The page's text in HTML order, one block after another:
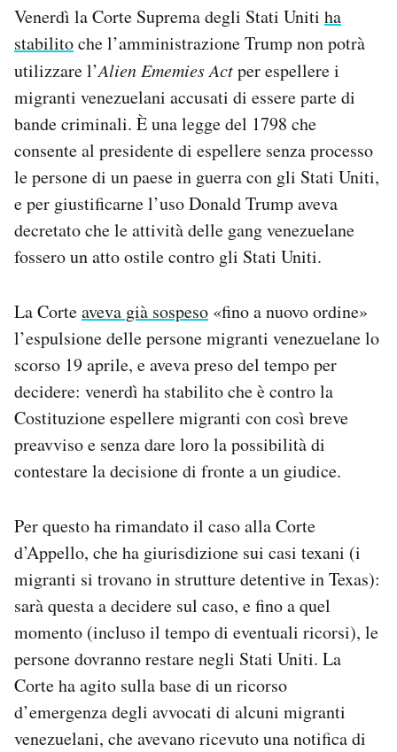
Notifiche mobile
Regala il Post
Hai bisogno di aiuto?
Esci
Venerdì la Corte Suprema degli Stati Uniti ha
stabilitoche l’amministrazione Trump non potrà
utilizzare l’Alien Ememies Actper espellere i
migranti venezuelani accusati di essere parte di
bande criminali. È una legge del 1798 che
consente al presidente di espellere senza processo
le persone di un paese in guerra con gli Stati Uniti,
e per giustificarne l’uso Donald Trump aveva
decretato che le attività delle gang venezuelane
fossero un atto ostile contro gli Stati Uniti.
La Corteaveva già sospeso «fino a nuovo ordine»
l’espulsione delle persone migranti venezuelane lo
scorso 19 aprile, e aveva preso del tempo per
decidere: venerdì ha stabilito che è contro la
Costituzione espellere migranti con così breve
preavviso e senza dare loro la possibilità di
contestare la decisione di fronte a un giudice.
Per questo ha rimandato il caso alla Corte
d’Appello, che ha giurisdizione sui casi texani (i
migranti si trovano in strutture detentive in Texas):
sarà questa a decidere sul caso, e fino a quel
momento (incluso il tempo di eventuali ricorsi), le
persone dovranno restare negli Stati Uniti. La
Corte ha agito sulla base di un ricorso
d’emergenza degli avvocati di alcuni migranti
venezuelani, che avevano ricevuto una notifica di